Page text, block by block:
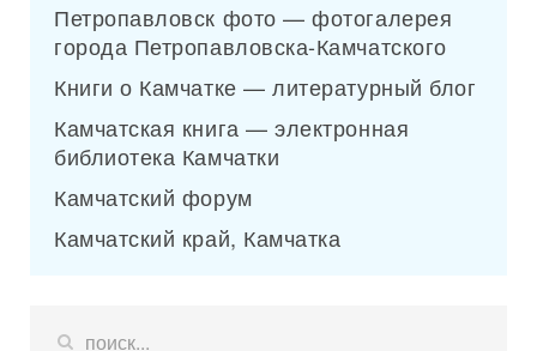
Петропавловск фото — фотогалерея
города Петропавловска-Камчатского
Книги о Камчатке — литературный блог
Камчатская книга — электронная
библиотека Камчатки
Камчатский форум
Камчатский край, Камчатка